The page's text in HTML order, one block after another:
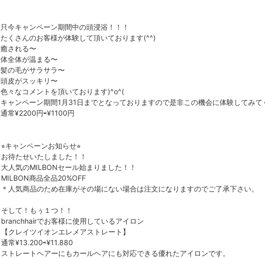
只今キャンペーン期間中の頭浸浴！！！
たくさんのお客様が体験して頂いております(^^)
癒される〜
体全体が温まる〜
髪の毛がサラサラ〜
頭皮がスッキリ〜
色々なコメントを頂いております)^o^(
キャンペーン期間1月31日までとなっておりますので是非この機会に体験してみて
通常¥2200円⇨¥1100円
⭐︎キャンペーンお知らせ⭐︎
お待たせいたしました！！
大人気のMILBONセール始まりました！！
MILBON商品全品20%OFF
＊人気商品のため在庫がその場にない場合は注文になりますのでご了承下さい。
そして！もぅ１つ！！
branchhairでお客様に使用しているアイロン
【クレイツイオンエレメアストレート】
通常¥13.200⇨¥11.880
ストレートヘアーにもカールヘアにも対応できる優れたアイロンです。